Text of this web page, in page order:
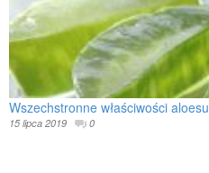
Wszechstronne właściwości aloesu
15 lipca 2019 0